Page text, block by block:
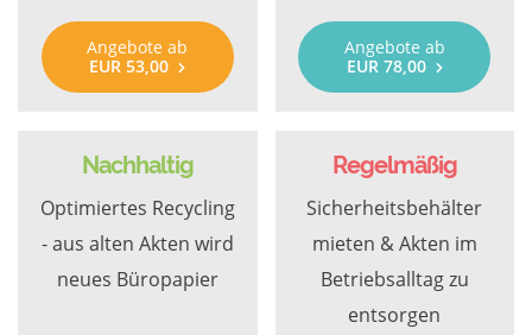
Angebote ab
EUR 53,00
Angebote ab
EUR 78,00
Nachhaltig
Optimiertes Recycling
- aus alten Akten wird
neues Büropapier
Regelmäßig
Sicherheitsbehälter
mieten & Akten im
Betriebsalltag zu
entsorgen